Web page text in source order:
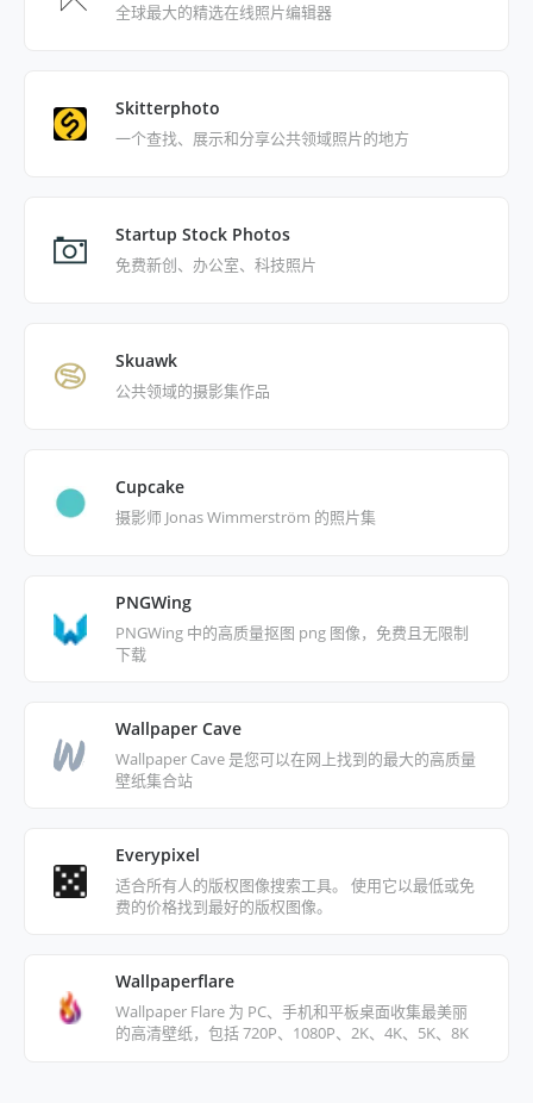
全球最大的精选在线照片编辑器
Skitterphoto
一个查找、展示和分享公共领域照片的地方
Startup Stock Photos
免费新创、办公室、科技照片
Skuawk
公共领域的摄影集作品
Cupcake
摄影师 Jonas Wimmerström 的照片集
PNGWing
PNGWing 中的高质量抠图 png 图像，免费且无限制
下载
Wallpaper Cave
Wallpaper Cave 是您可以在网上找到的最大的高质量
壁纸集合站
Everypixel
适合所有人的版权图像搜索工具。 使用它以最低或免
费的价格找到最好的版权图像。
Wallpaperflare
Wallpaper Flare 为 PC、手机和平板桌面收集最美丽
的高清壁纸，包括 720P、1080P、2K、4K、5K、8K